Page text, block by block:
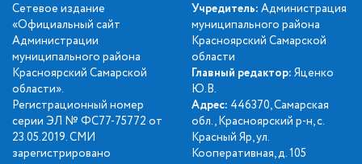
Сетевое издание
«Официальный сайт
Администрации
муниципального района
Красноярский Самарской
области».
Регистрационный номер
серии ЭЛ № ФС77-75772 от
23.05.2019. СМИ
зарегистрировано
Учредитель: Администрация
муниципального района
Красноярский Самарской
области
Главный редактор: Яценко
Ю.В.
Адрес: 446370, Самарская
обл., Красноярский р-н, с.
Красный Яр, ул.
Кооперативная, д. 105